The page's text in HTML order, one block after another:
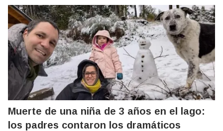
Muerte de una niña de 3 años en el lago:
los padres contaron los dramáticos